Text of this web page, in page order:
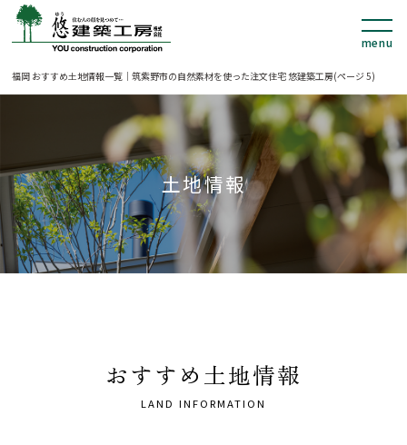
福岡 おすすめ土地情報一覧｜筑紫野市の自然素材を使った注文住宅 悠建築工房(ページ 5)
土地情報
おすすめ土地情報
LAND INFORMATION